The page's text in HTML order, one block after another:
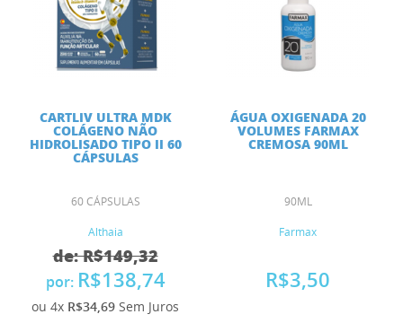
CARTLIV ULTRA MDK
COLÁGENO NÃO
HIDROLISADO TIPO II 60
CÁPSULAS
60 CÁPSULAS
Althaia
de: R$149,32
por: R$138,74
ou 4x R$34,69 Sem Juros
ÁGUA OXIGENADA 20
VOLUMES FARMAX
CREMOSA 90ML
90ML
Farmax
R$3,50